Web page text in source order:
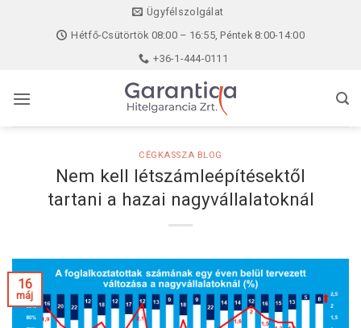
Ügyfélszolgálat
Hétfő-Csütörtök 08:00 – 16:55, Péntek 8:00-14:00
+36-1-444-0111
CÉGKASSZA BLOG
Nem kell létszámleépítésektől
tartani a hazai nagyvállalatoknál
16
máj